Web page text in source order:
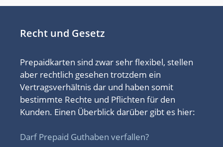
Recht und Gesetz
Prepaidkarten sind zwar sehr flexibel, stellen
aber rechtlich gesehen trotzdem ein
Vertragsverhältnis dar und haben somit
bestimmte Rechte und Pflichten für den
Kunden. Einen Überblick darüber gibt es hier:
Darf Prepaid Guthaben verfallen?